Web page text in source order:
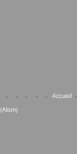
Accueil